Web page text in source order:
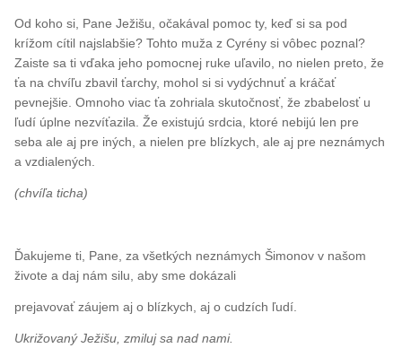
Od koho si, Pane Ježišu, očakával pomoc ty, keď si sa pod
krížom cítil najslabšie? Tohto muža z Cyrény si vôbec poznal?
Zaiste sa ti vďaka jeho pomocnej ruke uľavilo, no nielen preto, že
ťa na chvíľu zbavil ťarchy, mohol si si vydýchnuť a kráčať
pevnejšie. Omnoho viac ťa zohriala skutočnosť, že zbabelosť u
ľudí úplne nezvíťazila. Že existujú srdcia, ktoré nebijú len pre
seba ale aj pre iných, a nielen pre blízkych, ale aj pre neznámych
a vzdialených.
(chvíľa ticha)
Ďakujeme ti, Pane, za všetkých neznámych Šimonov v našom
živote a daj nám silu, aby sme dokázali
prejavovať záujem aj o blízkych, aj o cudzích ľudí.
Ukrižovaný Ježišu, zmiluj sa nad nami.